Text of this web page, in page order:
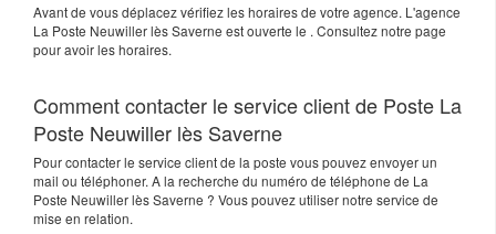
Avant de vous déplacez vérifiez les horaires de votre agence. L'agence
La Poste Neuwiller lès Saverne est ouverte le . Consultez notre page
pour avoir les horaires.
Comment contacter le service client de Poste La
Poste Neuwiller lès Saverne
Pour contacter le service client de la poste vous pouvez envoyer un
mail ou téléphoner. A la recherche du numéro de téléphone de La
Poste Neuwiller lès Saverne ? Vous pouvez utiliser notre service de
mise en relation.